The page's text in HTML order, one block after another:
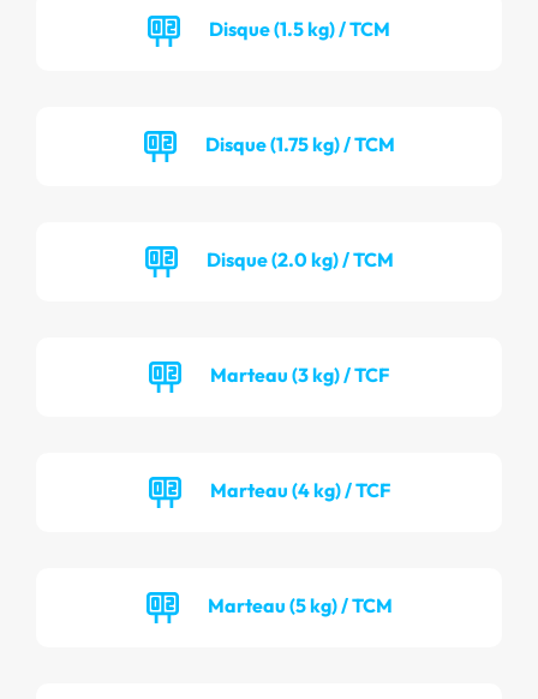
Disque (1.5 kg) / TCM
Disque (1.75 kg) / TCM
Disque (2.0 kg) / TCM
Marteau (3 kg) / TCF
Marteau (4 kg) / TCF
Marteau (5 kg) / TCM